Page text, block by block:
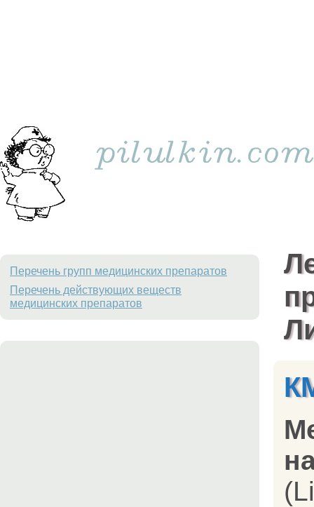
Перечень групп медицинских препаратов
Перечень действующих веществ
медицинских препаратов